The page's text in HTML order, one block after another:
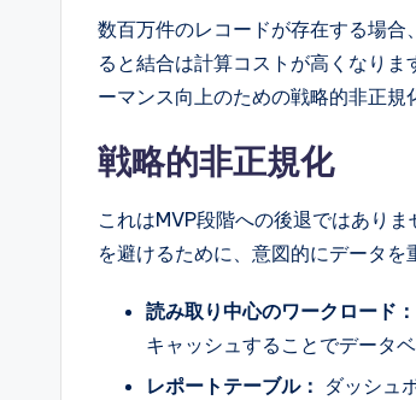
数百万件のレコードが存在する場
ると結合は計算コストが高くなり
ーマンス向上のための戦略的非正規
戦略的非正規化
これはMVP段階への後退ではあり
を避けるために、意図的にデータを
読み取り中心のワークロード：
キャッシュすることでデータ
レポートテーブル： ダッシュ